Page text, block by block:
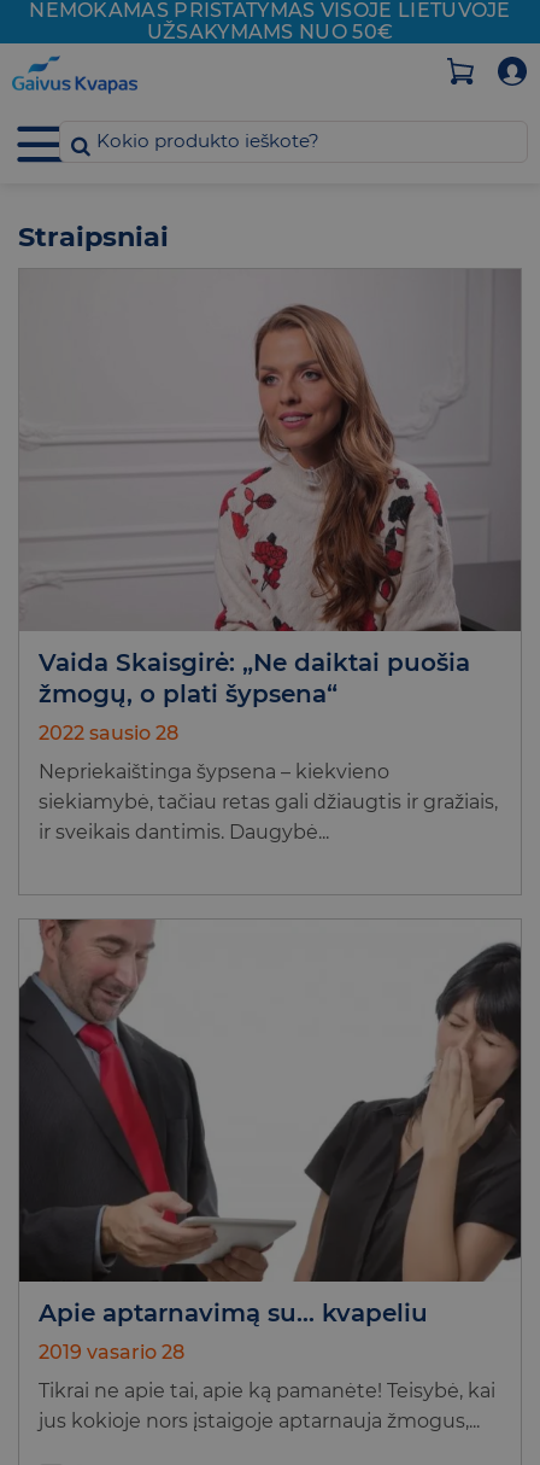
Skip
to
content
NEMOKAMAS PRISTATYMAS VISOJE LIETUVOJE
UŽSAKYMAMS NUO 50€
Straipsniai
Vaida Skaisgirė: „Ne daiktai puošia
žmogų, o plati šypsena“
2022 sausio 28
Nepriekaištinga šypsena – kiekvieno
siekiamybė, tačiau retas gali džiaugtis ir gražiais,
ir sveikais dantimis. Daugybė...
Apie aptarnavimą su… kvapeliu
2019 vasario 28
Tikrai ne apie tai, apie ką pamanėte! Teisybė, kai
jus kokioje nors įstaigoje aptarnauja žmogus,...